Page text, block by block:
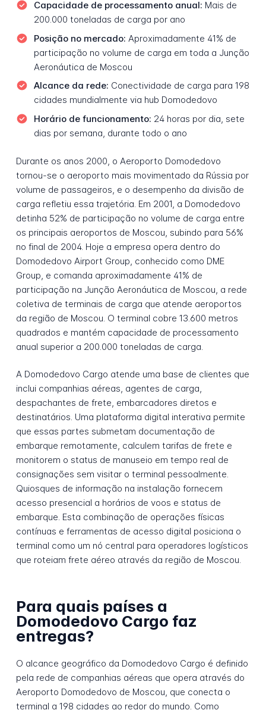
Capacidade de processamento anual: Mais de
200.000 toneladas de carga por ano
Posição no mercado: Aproximadamente 41% de
participação no volume de carga em toda a Junção
Aeronáutica de Moscou
Alcance da rede: Conectividade de carga para 198
cidades mundialmente via hub Domodedovo
Horário de funcionamento: 24 horas por dia, sete
dias por semana, durante todo o ano
Durante os anos 2000, o Aeroporto Domodedovo
tornou-se o aeroporto mais movimentado da Rússia por
volume de passageiros, e o desempenho da divisão de
carga refletiu essa trajetória. Em 2001, a Domodedovo
detinha 52% de participação no volume de carga entre
os principais aeroportos de Moscou, subindo para 56%
no final de 2004. Hoje a empresa opera dentro do
Domodedovo Airport Group, conhecido como DME
Group, e comanda aproximadamente 41% de
participação na Junção Aeronáutica de Moscou, a rede
coletiva de terminais de carga que atende aeroportos
da região de Moscou. O terminal cobre 13.600 metros
quadrados e mantém capacidade de processamento
anual superior a 200.000 toneladas de carga.
A Domodedovo Cargo atende uma base de clientes que
inclui companhias aéreas, agentes de carga,
despachantes de frete, embarcadores diretos e
destinatários. Uma plataforma digital interativa permite
que essas partes submetam documentação de
embarque remotamente, calculem tarifas de frete e
monitorem o status de manuseio em tempo real de
consignações sem visitar o terminal pessoalmente.
Quiosques de informação na instalação fornecem
acesso presencial a horários de voos e status de
embarque. Esta combinação de operações físicas
contínuas e ferramentas de acesso digital posiciona o
terminal como um nó central para operadores logísticos
que roteiam frete aéreo através da região de Moscou.
Para quais países a
Domodedovo Cargo faz
entregas?
O alcance geográfico da Domodedovo Cargo é definido
pela rede de companhias aéreas que opera através do
Aeroporto Domodedovo de Moscou, que conecta o
terminal a 198 cidades ao redor do mundo. Como